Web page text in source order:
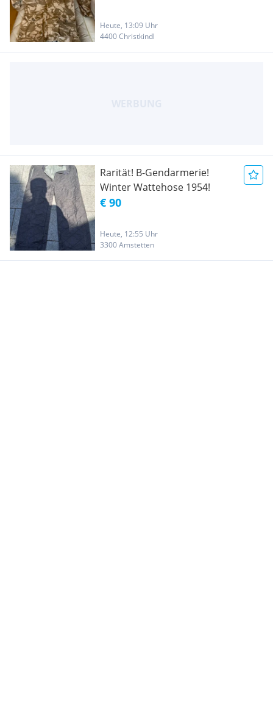
Heute, 13:09 Uhr
4400 Christkindl
Rarität! B-Gendarmerie!
Winter Wattehose 1954!
€ 90
Heute, 12:55 Uhr
3300 Amstetten